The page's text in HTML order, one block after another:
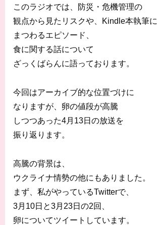
このラジオでは、防災・危機管理の
観点から見たリスクや、Kindle本執筆に
まつわるエピソード、
食に関する話について
ざっくばらんに語っております。
今回はアーカイブ的な位置づけに
なりますが、卵の値段が高騰
しつつあった4月13日の放送を
振り返ります。
高騰の背景は、
ウクライナ情勢の他にもありました。
まず、私がやっているTwitterで、
3月10日と3月23日の2回、
卵についてツイートしています。